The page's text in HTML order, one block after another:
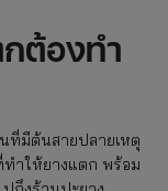
ต้องทำ
มีต้นสายปลายเหตุ
ทำให้ยางแตก พร้อม